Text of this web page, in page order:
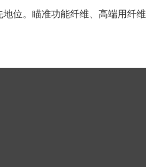
位。瞄准功能纤维、高端用纤